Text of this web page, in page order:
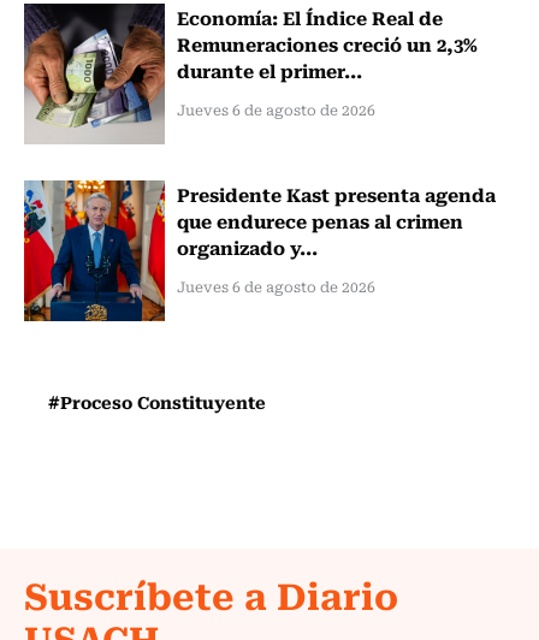
Economía: El Índice Real de
Remuneraciones creció un 2,3%
durante el primer...
Jueves 6 de agosto de 2026
Presidente Kast presenta agenda
que endurece penas al crimen
organizado y...
Jueves 6 de agosto de 2026
#Proceso Constituyente